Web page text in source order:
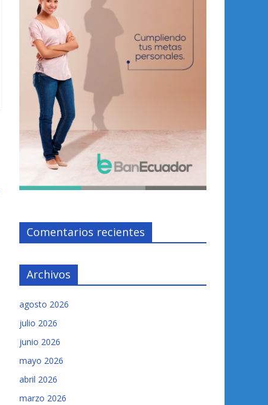
Comentarios recientes
Archivos
agosto 2026
julio 2026
junio 2026
mayo 2026
abril 2026
marzo 2026